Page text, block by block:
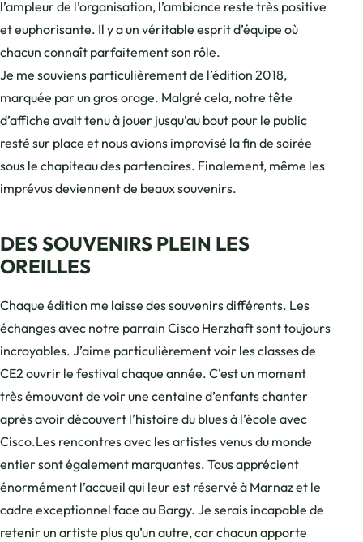
l’ampleur de l’organisation, l’ambiance reste très positive
et euphorisante. Il y a un véritable esprit d’équipe où
chacun connaît parfaitement son rôle.
Je me souviens particulièrement de l’édition 2018,
marquée par un gros orage. Malgré cela, notre tête
d’affiche avait tenu à jouer jusqu’au bout pour le public
resté sur place et nous avions improvisé la fin de soirée
sous le chapiteau des partenaires. Finalement, même les
imprévus deviennent de beaux souvenirs.
DES SOUVENIRS PLEIN LES
OREILLES
Chaque édition me laisse des souvenirs différents. Les
échanges avec notre parrain Cisco Herzhaft sont toujours
incroyables. J’aime particulièrement voir les classes de
CE2 ouvrir le festival chaque année. C’est un moment
très émouvant de voir une centaine d’enfants chanter
après avoir découvert l’histoire du blues à l’école avec
Cisco.Les rencontres avec les artistes venus du monde
entier sont également marquantes. Tous apprécient
énormément l’accueil qui leur est réservé à Marnaz et le
cadre exceptionnel face au Bargy. Je serais incapable de
retenir un artiste plus qu’un autre, car chacun apporte